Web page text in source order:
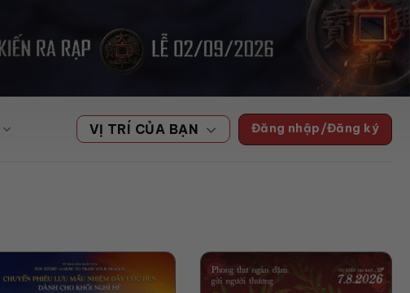
VỊ TRÍ CỦA BẠN Đăng nhập/Đăng ký